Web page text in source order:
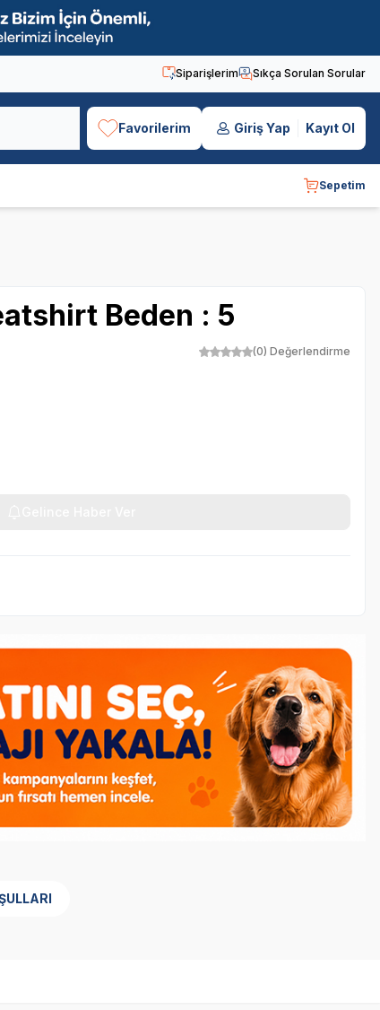
Siparişlerim Sıkça Sorulan Sorular
Favorilerim Giriş Yap Kayıt Ol
Sepetim
Beden : 5
(0) Değerlendirme